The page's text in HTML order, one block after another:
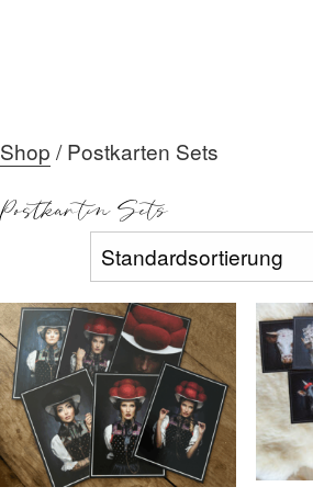
ÜBER MICH
DIE GALERIE
AKTUELLES
MEIN TEAM
Shop / Postkarten Sets
Postkarten Sets